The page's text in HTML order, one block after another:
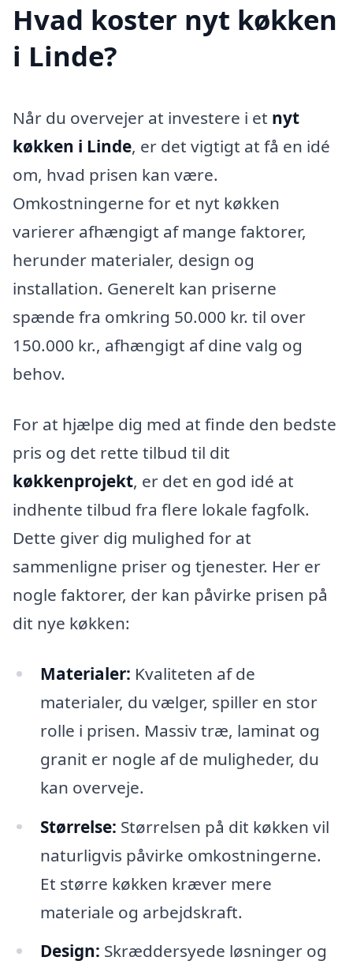
Hvad koster nyt køkken
i Linde?
Når du overvejer at investere i et nyt
køkken i Linde, er det vigtigt at få en idé
om, hvad prisen kan være.
Omkostningerne for et nyt køkken
varierer afhængigt af mange faktorer,
herunder materialer, design og
installation. Generelt kan priserne
spænde fra omkring 50.000 kr. til over
150.000 kr., afhængigt af dine valg og
behov.
For at hjælpe dig med at finde den bedste
pris og det rette tilbud til dit
køkkenprojekt, er det en god idé at
indhente tilbud fra flere lokale fagfolk.
Dette giver dig mulighed for at
sammenligne priser og tjenester. Her er
nogle faktorer, der kan påvirke prisen på
dit nye køkken:
Materialer: Kvaliteten af de
materialer, du vælger, spiller en stor
rolle i prisen. Massiv træ, laminat og
granit er nogle af de muligheder, du
kan overveje.
Størrelse: Størrelsen på dit køkken vil
naturligvis påvirke omkostningerne.
Et større køkken kræver mere
materiale og arbejdskraft.
Design: Skræddersyede løsninger og